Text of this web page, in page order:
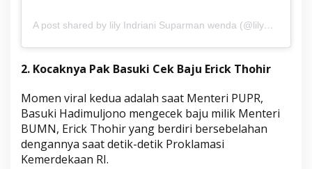
A post shared by lily Indriani Suparman wenda (@lilywendaa)
2. Kocaknya Pak Basuki Cek Baju Erick Thohir
Momen viral kedua adalah saat Menteri PUPR,
Basuki Hadimuljono mengecek baju milik Menteri
BUMN, Erick Thohir yang berdiri bersebelahan
dengannya saat detik-detik Proklamasi
Kemerdekaan RI.